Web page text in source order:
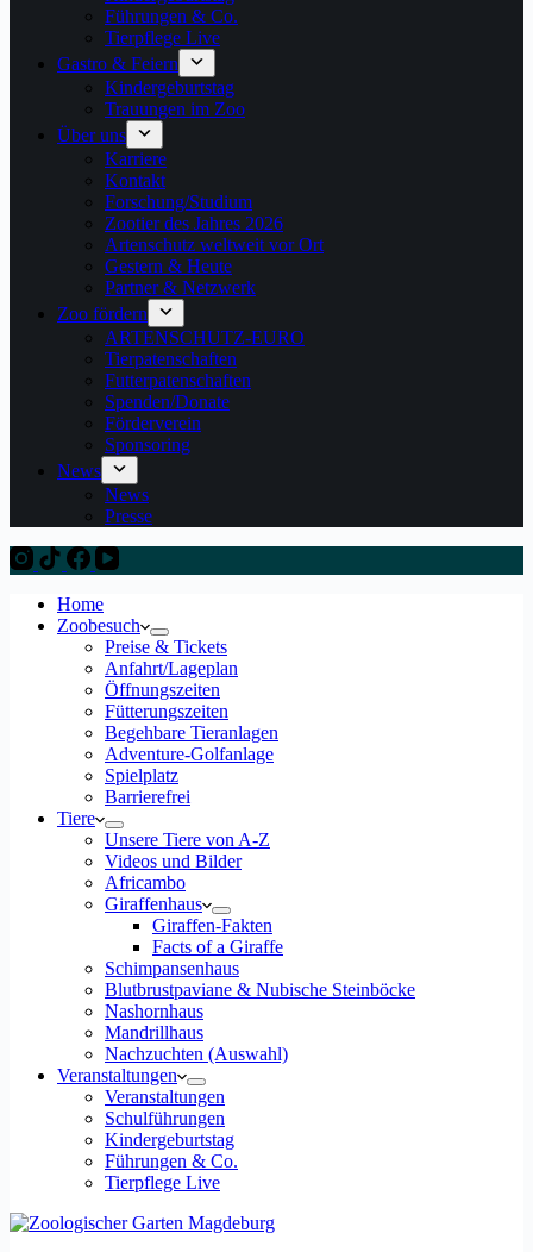
Führungen & Co.
Tierpflege Live
Gastro & Feiern
Kindergeburtstag
Trauungen im Zoo
Über uns
Karriere
Kontakt
Forschung/Studium
Zootier des Jahres 2026
Artenschutz weltweit vor Ort
Gestern & Heute
Partner & Netzwerk
Zoo fördern
ARTENSCHUTZ-EURO
Tierpatenschaften
Futterpatenschaften
Spenden/Donate
Förderverein
Sponsoring
News
News
Presse
Home
Zoobesuch
Preise & Tickets
Anfahrt/Lageplan
Öffnungszeiten
Fütterungszeiten
Begehbare Tieranlagen
Adventure-Golfanlage
Spielplatz
Barrierefrei
Tiere
Unsere Tiere von A-Z
Videos und Bilder
Africambo
Giraffenhaus
Giraffen-Fakten
Facts of a Giraffe
Schimpansenhaus
Blutbrustpaviane & Nubische Steinböcke
Nashornhaus
Mandrillhaus
Nachzuchten (Auswahl)
Veranstaltungen
Veranstaltungen
Schulführungen
Kindergeburtstag
Führungen & Co.
Tierpflege Live